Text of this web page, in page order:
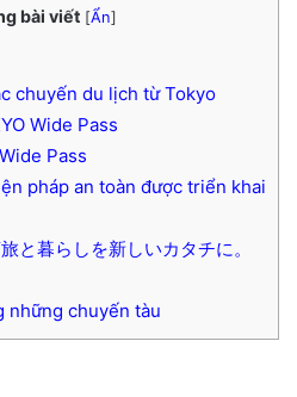
bài viết [Ẩn]
chuyến du lịch từ Tokyo
Wide Pass
Pass
pháp an toàn được triển khai
と暮らしを新しいカタチに。
những chuyến tàu